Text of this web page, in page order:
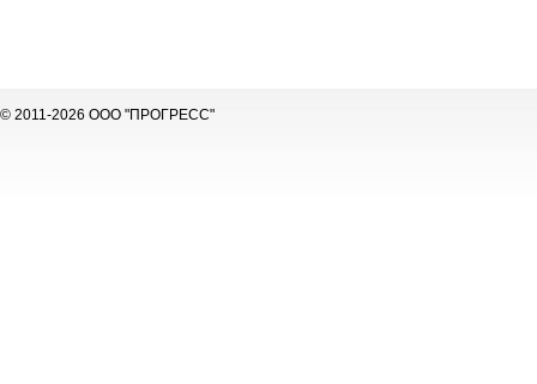
© 2011-2026 ООО "ПРОГРЕСС"